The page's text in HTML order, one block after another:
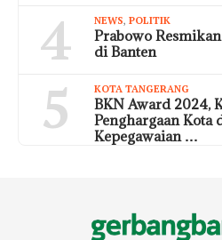
4 NEWS, POLITIK
Prabowo
di Banten
5 KOTA TANGERANG
BKN Award 2024,
Penghargaan Kota
Kepegawaian …